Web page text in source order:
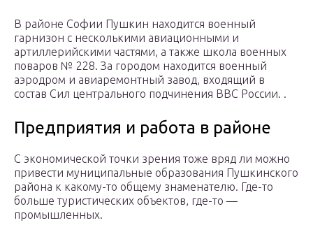
В районе Софии Пушкин находится военный
гарнизон с несколькими авиационными и
артиллерийскими частями, а также школа военных
поваров № 228. За городом находится военный
аэродром и авиаремонтный завод, входящий в
состав Сил центрального подчинения ВВС России. .
Предприятия и работа в районе
С экономической точки зрения тоже вряд ли можно
привести муниципальные образования Пушкинского
района к какому-то общему знаменателю. Где-то
больше туристических объектов, где-то —
промышленных.